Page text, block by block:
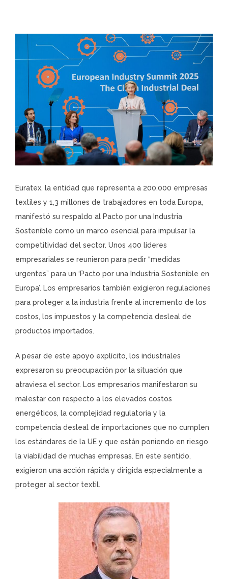
Euratex, la entidad que representa a 200.000 empresas
textiles y 1,3 millones de trabajadores en toda Europa,
manifestó su respaldo al Pacto por una Industria
Sostenible como un marco esencial para impulsar la
competitividad del sector. Unos 400 líderes
empresariales se reunieron para pedir “medidas
urgentes” para un ‘Pacto por una Industria Sostenible en
Europa’. Los empresarios también exigieron regulaciones
para proteger a la industria frente al incremento de los
costos, los impuestos y la competencia desleal de
productos importados.
A pesar de este apoyo explícito, los industriales
expresaron su preocupación por la situación que
atraviesa el sector. Los empresarios manifestaron su
malestar con respecto a los elevados costos
energéticos, la complejidad regulatoria y la
competencia desleal de importaciones que no cumplen
los estándares de la UE y que están poniendo en riesgo
la viabilidad de muchas empresas. En este sentido,
exigieron una acción rápida y dirigida especialmente a
proteger al sector textil.